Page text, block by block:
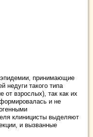
принимающие
недуги такого типа
от взрослых), так как их
и не
клиницисты выделяют
и вызванные